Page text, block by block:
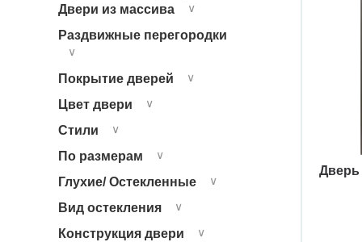
Тоскана-630.111
Тоскана-630.111 багет
Тоскана-630.221
Тоскана-630.221 багет
Тоскана-631.121
Двери из массива
∨
Раздвижные перегородки
∨
Покрытие дверей ∨
Цвет двери ∨
Стили ∨
По размерам ∨
Глухие/ Остекленные ∨
Вид остекления ∨
Конструкция двери ∨
Дверь